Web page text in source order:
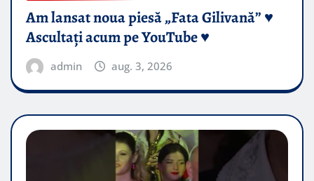
Am lansat noua piesă „Fata Gilivană” ♥️
Ascultați acum pe YouTube ♥️
admin aug. 3, 2026